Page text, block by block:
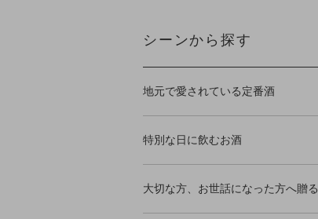
シーンから探す
地元で愛されている定番酒
特別な日に飲むお酒
大切な方、お世話になった方へ贈る